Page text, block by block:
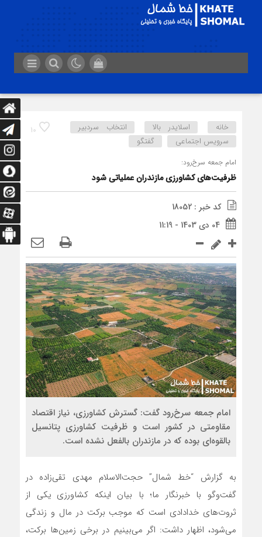
10 خانه اسلایدر بالا
انتخاب سردبیر
سرویس اجتماعی
گفتگو
امام جمعه سرخ‌رود:
ظرفیت‌های کشاورزی مازندران عملیاتی شود
کد خبر : 18052
04 دی 1403 - 11:19
امام جمعه سرخ‌رود گفت: گسترش کشاورزی، نیاز اقتصاد
مقاومتی در کشور است و ظرفیت کشاورزی پتانسیل
بالقوه‌ای بوده که در مازندران بالفعل نشده است.
به گزارش “خط شمال” حجت‌الاسلام مهدی تقی‌زاده در
گفت‌وگو با خبرنگار ما؛ با بیان اینکه کشاورزی یکی از
ثروت‌های خدادادی است که موجب برکت در مال و زندگی
می‌شود، اظهار داشت: اگر می‌بینیم در برخی زمین‌ها برکت،